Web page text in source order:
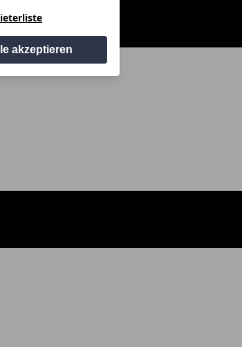
akzeptieren